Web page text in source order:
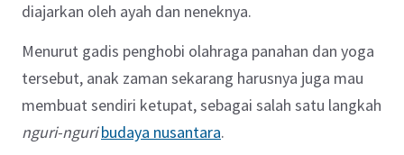
diajarkan oleh ayah dan neneknya.
Menurut gadis penghobi olahraga panahan dan yoga
tersebut, anak zaman sekarang harusnya juga mau
membuat sendiri ketupat, sebagai salah satu langkah
nguri-nguri budaya nusantara.